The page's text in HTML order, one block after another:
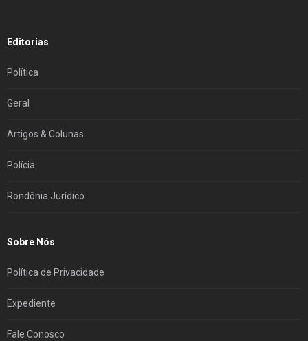
Editorias
Política
Geral
Artigos & Colunas
Polícia
Rondônia Jurídico
Sobre Nós
Política de Privacidade
Expediente
Fale Conosco